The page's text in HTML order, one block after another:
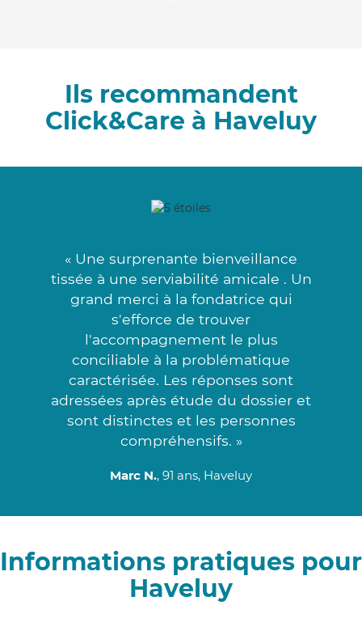
Ils recommandent
Click&Care à Haveluy
« Une surprenante bienveillance
tissée à une serviabilité amicale . Un
grand merci à la fondatrice qui
s'efforce de trouver
l'accompagnement le plus
conciliable à la problématique
caractérisée. Les réponses sont
adressées après étude du dossier et
sont distinctes et les personnes
compréhensifs. »
Marc N., 91 ans, Haveluy
Informations pratiques pour
Haveluy